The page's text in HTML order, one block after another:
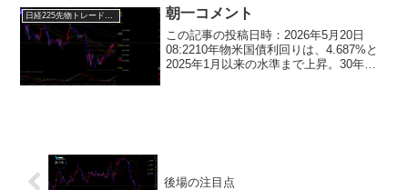
て「通常の決定プロセスに戻る」と述べ
ました。9月20日の会...
朝一コメント
この記事の投稿日時：2026年5月20日
08:2210年物米国債利回りは、4.687%と
2025年1月以来の水準まで上昇。30年物
後場の注目点